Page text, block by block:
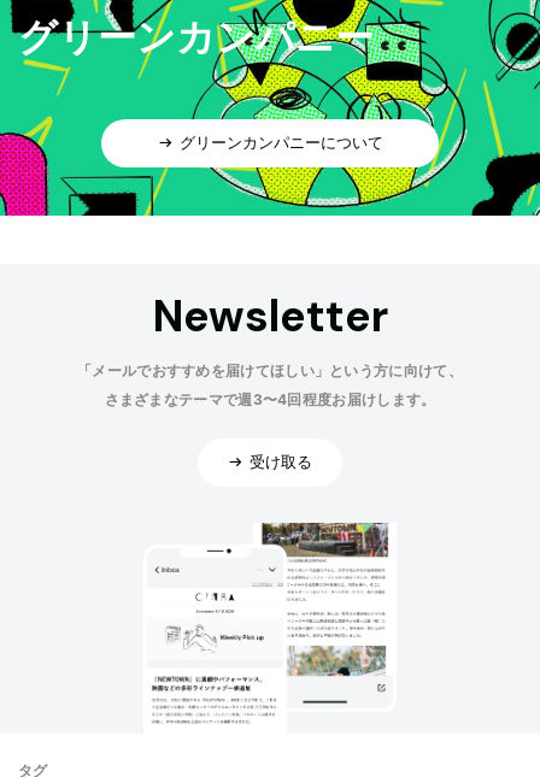
グリーンカンパニー
グリーンカンパニーについて
Newsletter
「メールでおすすめを届けてほしい」という方に向けて、
さまざまなテーマで週3〜4回程度お届けします。
受け取る
タグ